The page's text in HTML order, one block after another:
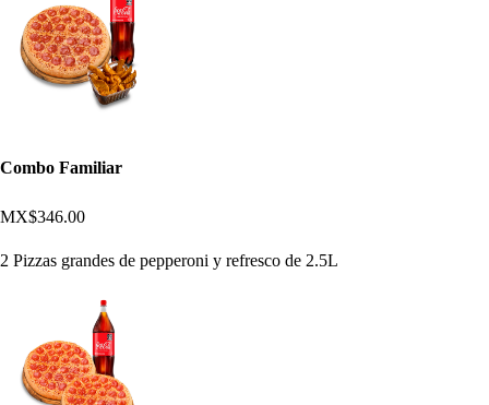
Combo Familiar
MX$346.00
2 Pizzas grandes de pepperoni y refresco de 2.5L